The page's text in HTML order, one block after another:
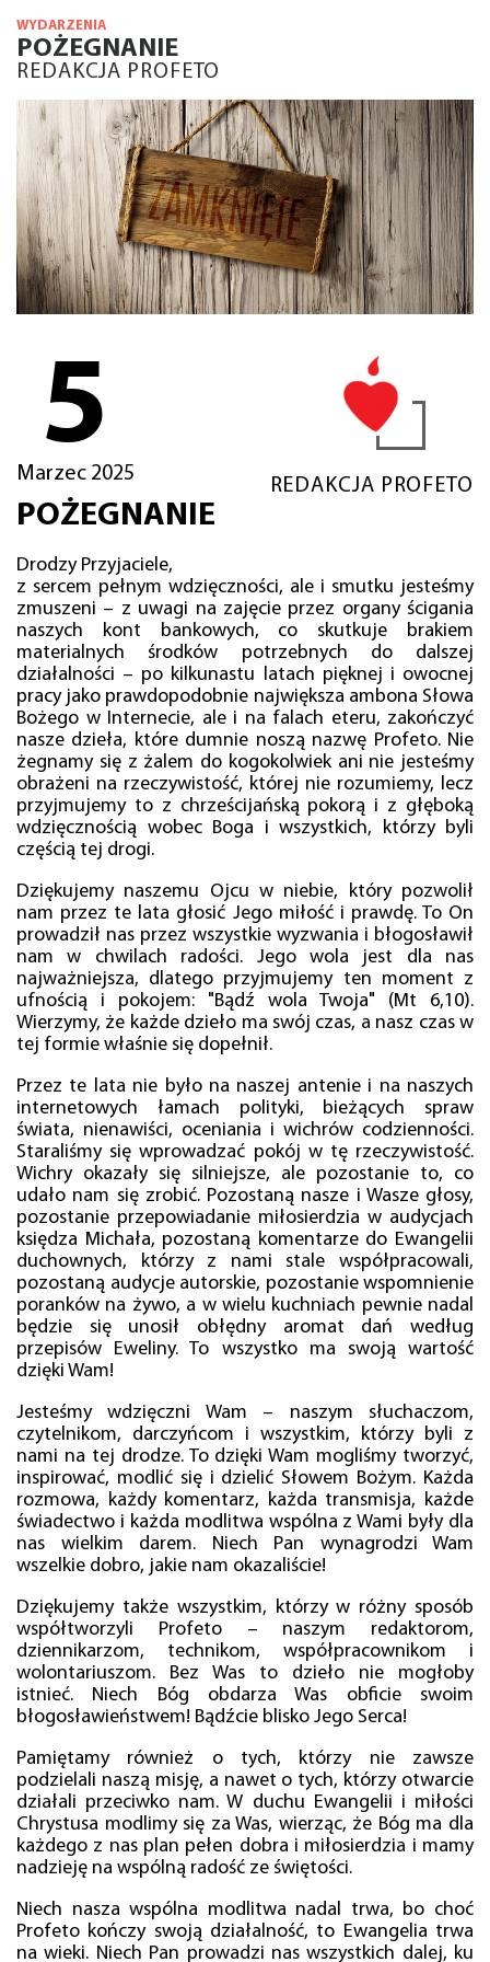
WYDARZENIA
POŻEGNANIE
REDAKCJA PROFETO
5
Marzec 2025
REDAKCJA PROFETO
POŻEGNANIE
Drodzy Przyjaciele,
z sercem pełnym wdzięczności, ale i smutku jesteśmy
zmuszeni – z uwagi na zajęcie przez organy ścigania
naszych kont bankowych, co skutkuje brakiem
materialnych środków potrzebnych do dalszej
działalności – po kilkunastu latach pięknej i owocnej
pracy jako prawdopodobnie największa ambona Słowa
Bożego w Internecie, ale i na falach eteru, zakończyć
nasze dzieła, które dumnie noszą nazwę Profeto. Nie
żegnamy się z żalem do kogokolwiek ani nie jesteśmy
obrażeni na rzeczywistość, której nie rozumiemy, lecz
przyjmujemy to z chrześcijańską pokorą i z głęboką
wdzięcznością wobec Boga i wszystkich, którzy byli
częścią tej drogi.
Dziękujemy naszemu Ojcu w niebie, który pozwolił
nam przez te lata głosić Jego miłość i prawdę. To On
prowadził nas przez wszystkie wyzwania i błogosławił
nam w chwilach radości. Jego wola jest dla nas
najważniejsza, dlatego przyjmujemy ten moment z
ufnością i pokojem: "Bądź wola Twoja" (Mt 6,10).
Wierzymy, że każde dzieło ma swój czas, a nasz czas w
tej formie właśnie się dopełnił.
Przez te lata nie było na naszej antenie i na naszych
internetowych łamach polityki, bieżących spraw
świata, nienawiści, oceniania i wichrów codzienności.
Staraliśmy się wprowadzać pokój w tę rzeczywistość.
Wichry okazały się silniejsze, ale pozostanie to, co
udało nam się zrobić. Pozostaną nasze i Wasze głosy,
pozostanie przepowiadanie miłosierdzia w audycjach
księdza Michała, pozostaną komentarze do Ewangelii
duchownych, którzy z nami stale współpracowali,
pozostaną audycje autorskie, pozostanie wspomnienie
poranków na żywo, a w wielu kuchniach pewnie nadal
będzie się unosił obłędny aromat dań według
przepisów Eweliny. To wszystko ma swoją wartość
dzięki Wam!
Jesteśmy wdzięczni Wam – naszym słuchaczom,
czytelnikom, darczyńcom i wszystkim, którzy byli z
nami na tej drodze. To dzięki Wam mogliśmy tworzyć,
inspirować, modlić się i dzielić Słowem Bożym. Każda
rozmowa, każdy komentarz, każda transmisja, każde
świadectwo i każda modlitwa wspólna z Wami były dla
nas wielkim darem. Niech Pan wynagrodzi Wam
wszelkie dobro, jakie nam okazaliście!
Dziękujemy także wszystkim, którzy w różny sposób
współtworzyli Profeto – naszym redaktorom,
dziennikarzom, technikom, współpracownikom i
wolontariuszom. Bez Was to dzieło nie mogłoby
istnieć. Niech Bóg obdarza Was obficie swoim
błogosławieństwem! Bądźcie blisko Jego Serca!
Pamiętamy również o tych, którzy nie zawsze
podzielali naszą misję, a nawet o tych, którzy otwarcie
działali przeciwko nam. W duchu Ewangelii i miłości
Chrystusa modlimy się za Was, wierząc, że Bóg ma dla
każdego z nas plan pełen dobra i miłosierdzia i mamy
nadzieję na wspólną radość ze świętości.
Niech nasza wspólna modlitwa nadal trwa, bo choć
Profeto kończy swoją działalność, to Ewangelia trwa
na wieki. Niech Pan prowadzi nas wszystkich dalej, ku